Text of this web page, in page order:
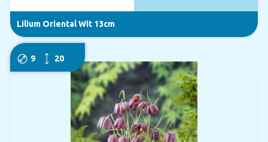
Lilium Oriental Wit 13cm
9 20